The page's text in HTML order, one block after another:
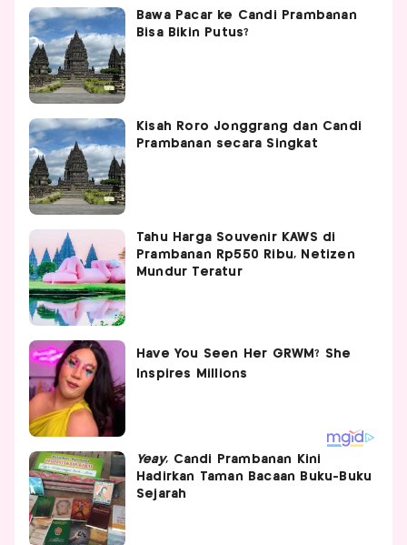
Bawa Pacar ke Candi Prambanan
Bisa Bikin Putus?
Kisah Roro Jonggrang dan Candi
Prambanan secara Singkat
Tahu Harga Souvenir KAWS di
Prambanan Rp550 Ribu, Netizen
Mundur Teratur
Yeay, Candi Prambanan Kini
Hadirkan Taman Bacaan Buku-Buku
Sejarah